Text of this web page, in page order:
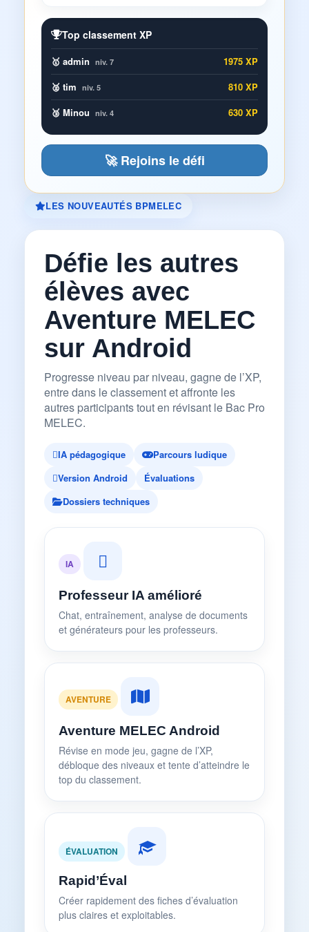
Top classement XP
🥇 admin niv. 7
1975 XP
🥈 tim niv. 5
810 XP
🥉 Minou niv. 4 630 XP
🚀 Rejoins le défi
LES NOUVEAUTÉS BPMELEC
Défie les autres
élèves avec
Aventure MELEC
sur Android
Progresse niveau par niveau, gagne de l’XP,
entre dans le classement et affronte les
autres participants tout en révisant le Bac Pro
MELEC.
IA pédagogique
Parcours ludique
Version Android
Évaluations
Dossiers techniques
IA
Professeur IA amélioré
Chat, entraînement, analyse de documents
et générateurs pour les professeurs.
AVENTURE
Aventure MELEC Android
Révise en mode jeu, gagne de l’XP,
débloque des niveaux et tente d’atteindre le
top du classement.
ÉVALUATION
Rapid’Éval
Créer rapidement des fiches d’évaluation
plus claires et exploitables.